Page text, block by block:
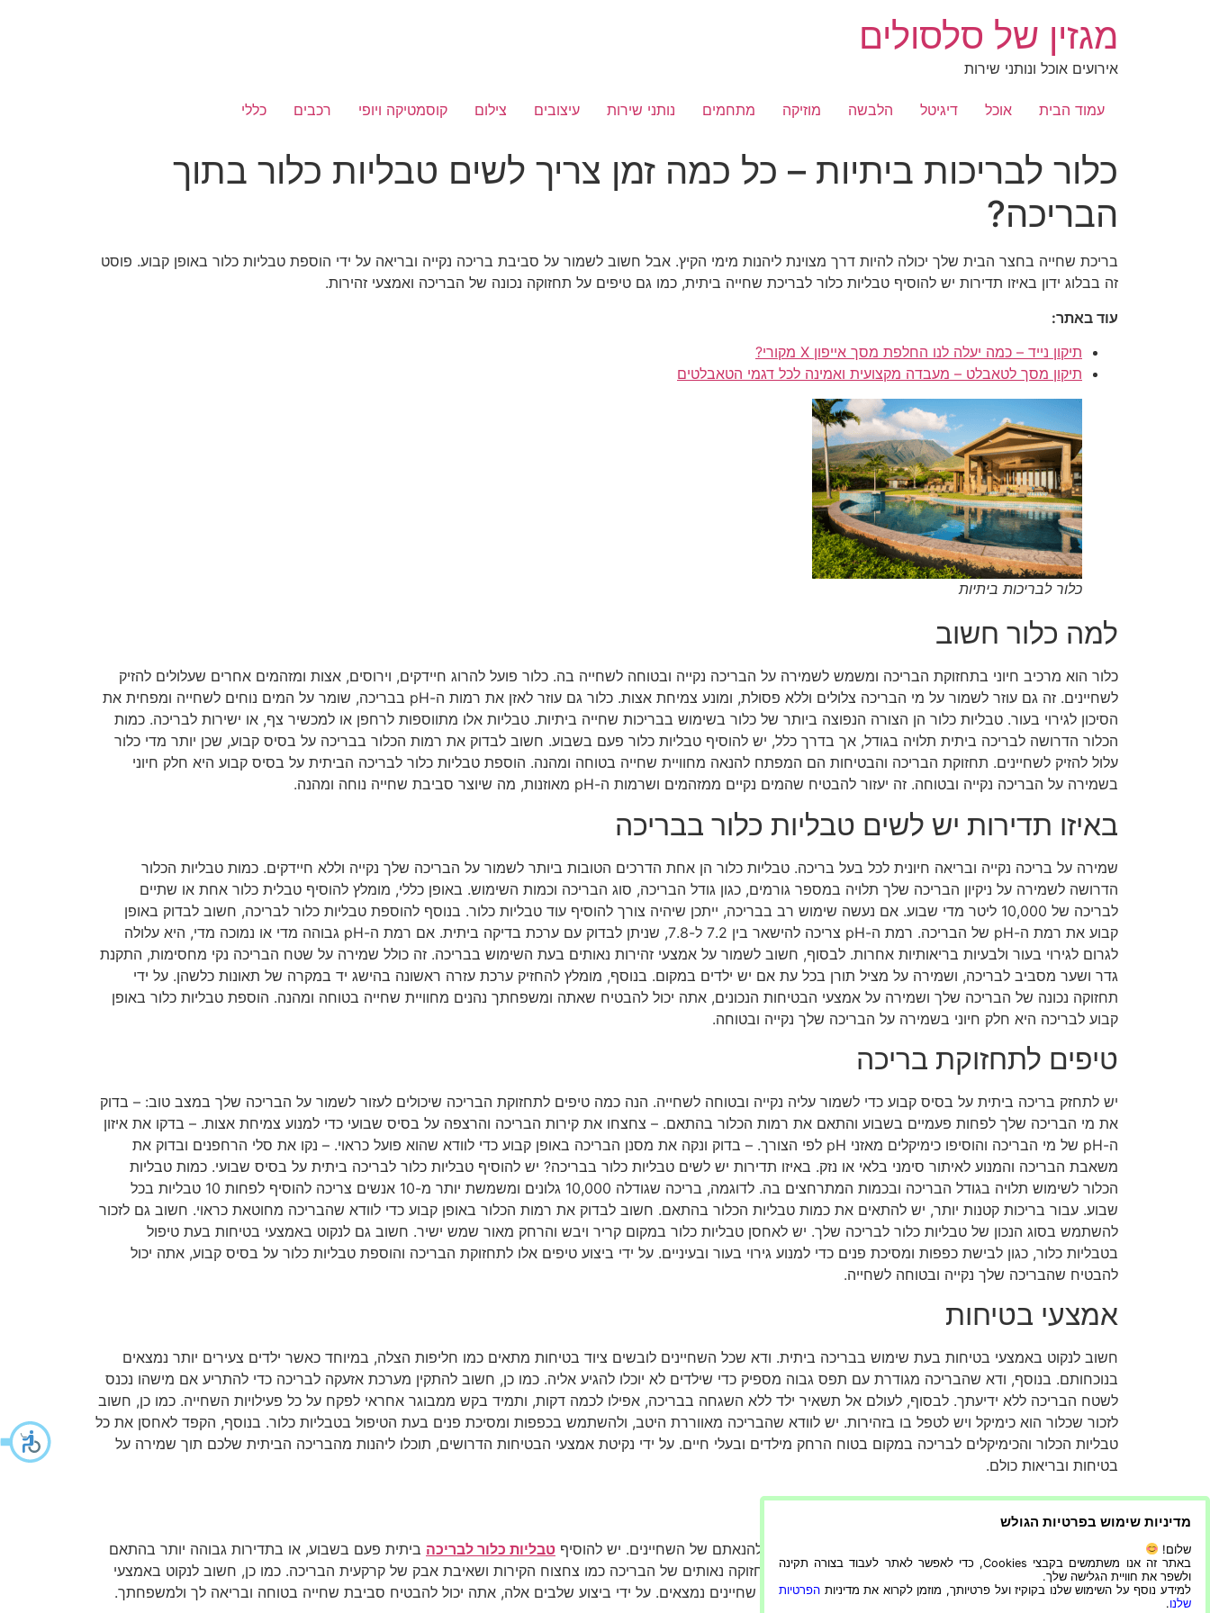
מגזין של סלסולים
אירועים אוכל ונותני שירות
עמוד הבית אוכל דיגיטל הלבשה מוזיקה מתחמים נותני שירות עיצובים צילום קוסמטיקה ויופי רכבים כללי
כלור לבריכות ביתיות – כל כמה זמן צריך לשים טבליות כלור בתוך
הבריכה?
בריכת שחייה בחצר הבית שלך יכולה להיות דרך מצוינת ליהנות מימי הקיץ. אבל חשוב לשמור על סביבת בריכה נקייה ובריאה על ידי הוספת טבליות כלור באופן קבוע. פוסט
זה בבלוג ידון באיזו תדירות יש להוסיף טבליות כלור לבריכת שחייה ביתית, כמו גם טיפים על תחזוקה נכונה של הבריכה ואמצעי זהירות.
עוד באתר:
תיקון נייד – כמה יעלה לנו החלפת מסך אייפון X מקורי?
תיקון מסך לטאבלט – מעבדה מקצועית ואמינה לכל דגמי הטאבלטים
כלור לבריכות ביתיות
למה כלור חשוב
כלור הוא מרכיב חיוני בתחזוקת הבריכה ומשמש לשמירה על הבריכה נקייה ובטוחה לשחייה בה. כלור פועל להרוג חיידקים, וירוסים, אצות ומזהמים אחרים שעלולים להזיק
לשחיינים. זה גם עוזר לשמור על מי הבריכה צלולים וללא פסולת, ומונע צמיחת אצות. כלור גם עוזר לאזן את רמות ה-pH בבריכה, שומר על המים נוחים לשחייה ומפחית את
הסיכון לגירוי בעור. טבליות כלור הן הצורה הנפוצה ביותר של כלור בשימוש בבריכות שחייה ביתיות. טבליות אלו מתווספות לרחפן או למכשיר צף, או ישירות לבריכה. כמות
הכלור הדרושה לבריכה ביתית תלויה בגודל, אך בדרך כלל, יש להוסיף טבליות כלור פעם בשבוע. חשוב לבדוק את רמות הכלור בבריכה על בסיס קבוע, שכן יותר מדי כלור
עלול להזיק לשחיינים. תחזוקת הבריכה והבטיחות הם המפתח להנאה מחוויית שחייה בטוחה ומהנה. הוספת טבליות כלור לבריכה הביתית על בסיס קבוע היא חלק חיוני
בשמירה על הבריכה נקייה ובטוחה. זה יעזור להבטיח שהמים נקיים ממזהמים ושרמות ה-pH מאוזנות, מה שיוצר סביבת שחייה נוחה ומהנה.
באיזו תדירות יש לשים טבליות כלור בבריכה
שמירה על בריכה נקייה ובריאה חיונית לכל בעל בריכה. טבליות כלור הן אחת הדרכים הטובות ביותר לשמור על הבריכה שלך נקייה וללא חיידקים. כמות טבליות הכלור
הדרושה לשמירה על ניקיון הבריכה שלך תלויה במספר גורמים, כגון גודל הבריכה, סוג הבריכה וכמות השימוש. באופן כללי, מומלץ להוסיף טבלית כלור אחת או שתיים
לבריכה של 10,000 ליטר מדי שבוע. אם נעשה שימוש רב בבריכה, ייתכן שיהיה צורך להוסיף עוד טבליות כלור. בנוסף להוספת טבליות כלור לבריכה, חשוב לבדוק באופן
קבוע את רמת ה-pH של הבריכה. רמת ה-pH צריכה להישאר בין 7.2 ל-7.8, שניתן לבדוק עם ערכת בדיקה ביתית. אם רמת ה-pH גבוהה מדי או נמוכה מדי, היא עלולה
לגרום לגירוי בעור ולבעיות בריאותיות אחרות. לבסוף, חשוב לשמור על אמצעי זהירות נאותים בעת השימוש בבריכה. זה כולל שמירה על שטח הבריכה נקי מחסימות, התקנת
גדר ושער מסביב לבריכה, ושמירה על מציל תורן בכל עת אם יש ילדים במקום. בנוסף, מומלץ להחזיק ערכת עזרה ראשונה בהישג יד במקרה של תאונות כלשהן. על ידי
תחזוקה נכונה של הבריכה שלך ושמירה על אמצעי הבטיחות הנכונים, אתה יכול להבטיח שאתה ומשפחתך נהנים מחוויית שחייה בטוחה ומהנה. הוספת טבליות כלור באופן
קבוע לבריכה היא חלק חיוני בשמירה על הבריכה שלך נקייה ובטוחה.
טיפים לתחזוקת בריכה
יש לתחזק בריכה ביתית על בסיס קבוע כדי לשמור עליה נקייה ובטוחה לשחייה. הנה כמה טיפים לתחזוקת הבריכה שיכולים לעזור לשמור על הבריכה שלך במצב טוב: – בדוק
את מי הבריכה שלך לפחות פעמיים בשבוע והתאם את רמות הכלור בהתאם. – צחצחו את קירות הבריכה והרצפה על בסיס שבועי כדי למנוע צמיחת אצות. – בדקו את איזון
ה-pH של מי הבריכה והוסיפו כימיקלים מאזני pH לפי הצורך. – בדוק ונקה את מסנן הבריכה באופן קבוע כדי לוודא שהוא פועל כראוי. – נקו את סלי הרחפנים ובדוק את
משאבת הבריכה והמנוע לאיתור סימני בלאי או נזק. באיזו תדירות יש לשים טבליות כלור בבריכה? יש להוסיף טבליות כלור לבריכה ביתית על בסיס שבועי. כמות טבליות
הכלור לשימוש תלויה בגודל הבריכה ובכמות המתרחצים בה. לדוגמה, בריכה שגודלה 10,000 גלונים ומשמשת יותר מ-10 אנשים צריכה להוסיף לפחות 10 טבליות בכל
שבוע. עבור בריכות קטנות יותר, יש להתאים את כמות טבליות הכלור בהתאם. חשוב לבדוק את רמות הכלור באופן קבוע כדי לוודא שהבריכה מחוטאת כראוי. חשוב גם לזכור
להשתמש בסוג הנכון של טבליות כלור לבריכה שלך. יש לאחסן טבליות כלור במקום קריר ויבש והרחק מאור שמש ישיר. חשוב גם לנקוט באמצעי בטיחות בעת טיפול
בטבליות כלור, כגון לבישת כפפות ומסיכת פנים כדי למנוע גירוי בעור ובעיניים. על ידי ביצוע טיפים אלו לתחזוקת הבריכה והוספת טבליות כלור על בסיס קבוע, אתה יכול
להבטיח שהבריכה שלך נקייה ובטוחה לשחייה.
אמצעי בטיחות
חשוב לנקוט באמצעי בטיחות בעת שימוש בבריכה ביתית. ודא שכל השחיינים לובשים ציוד בטיחות מתאים כמו חליפות הצלה, במיוחד כאשר ילדים צעירים יותר נמצאים
בנוכחותם. בנוסף, ודא שהבריכה מגודרת עם תפס גבוה מספיק כדי שילדים לא יוכלו להגיע אליה. כמו כן, חשוב להתקין מערכת אזעקה לבריכה כדי להתריע אם מישהו נכנס
לשטח הבריכה ללא ידיעתך. לבסוף, לעולם אל תשאיר ילד ללא השגחה בבריכה, אפילו לכמה דקות, ותמיד בקש ממבוגר אחראי לפקח על כל פעילויות השחייה. כמו כן, חשוב
לזכור שכלור הוא כימיקל ויש לטפל בו בזהירות. יש לוודא שהבריכה מאווררת היטב, ולהשתמש בכפפות ומסיכת פנים בעת הטיפול בטבליות כלור. בנוסף, הקפד לאחסן את כל
טבליות הכלור והכימיקלים לבריכה במקום בטוח הרחק מילדים ובעלי חיים. על ידי נקיטת אמצעי הבטיחות הדרושים, תוכלו ליהנות מהבריכה הביתית שלכם תוך שמירה על
בטיחות ובריאות כולם.
סיכום
שמירה על סביבת בריכת שחייה בריאה חשובה לבטיחותם ולהנאתם של השחיינים. יש להוסיף טבליות כלור לבריכה ביתית פעם בשבוע, או בתדירות גבוהה יותר בהתאם
לשימוש ותנאי מזג האוויר. חשוב גם להקפיד על פרוטוקולי תחזוקה נאותים של הבריכה כמו צחצוח הקירות ושאיבת אבק של קרקעית הבריכה. כמו כן, חשוב לנקוט באמצעי
בטיחות כגון כיסוי לבריכה, אזעקות לבריכה ומציל תורן כאשר שחיינים נמצאים. על ידי ביצוע שלבים אלה, אתה יכול להבטיח סביבת שחייה בטוחה ובריאה לך ולמשפחתך.
מדיניות שימוש בפרטיות הגולש
שלום!
באתר זה אנו משתמשים בקבצי Cookies, כדי לאפשר לאתר לעבוד בצורה תקינה
ולשפר את חוויית הגלישה שלך.
למידע נוסף על השימוש שלנו בקוקיז ועל פרטיותך, מוזמן לקרוא את מדיניות הפרטיות
שלנו.